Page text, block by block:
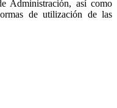
Administración, así como
de utilización de las